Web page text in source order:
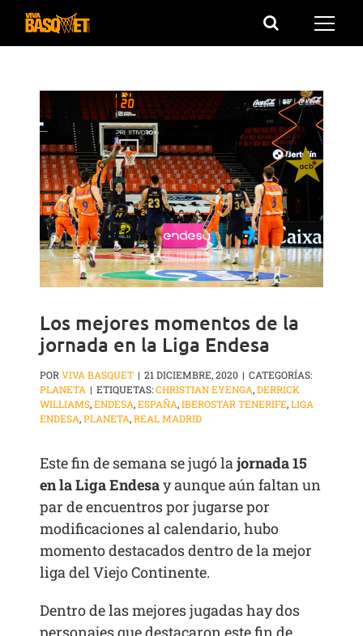
Saltar
Los mejores momentos de la
jornada en la Liga Endesa
PORVIVA BASQUET | 21 DICIEMBRE, 2020 | CATEGORÍAS:
PLANETA | ETIQUETAS:CHRISTIAN EYENGA,DERRICK
WILLIAMS,ENDESA,ESPAÑA,IBEROSTAR TENERIFE,LIGA
ENDESA,PLANETA,REAL MADRID
Este fin de semana se jugó lajornada 15
en la Liga Endesay aunque aún faltan un
par de encuentros por jugarse por
modificaciones al calendario, hubo
momento destacados dentro de la mejor
liga del Viejo Continente.
Dentro de las mejores jugadas hay dos
personajes que destacaron este fin de